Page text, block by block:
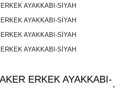
ERKEK AYAKKABI-